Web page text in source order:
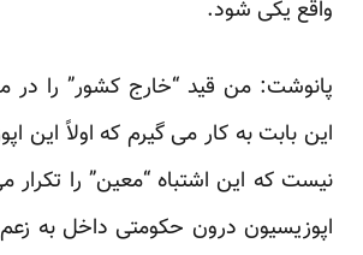
واقع یکی شود.
پانوشت: من قید “خارج کشور” را در
این بابت به کار می گیرم که اولاً این
نیست که این اشتباه “معین” را تکرار
اپوزیسیون درون حکومتی داخل به